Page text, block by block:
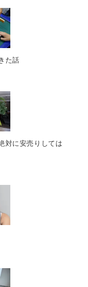
た話
対に安売りしては